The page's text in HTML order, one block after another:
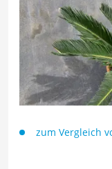
zum Vergleich